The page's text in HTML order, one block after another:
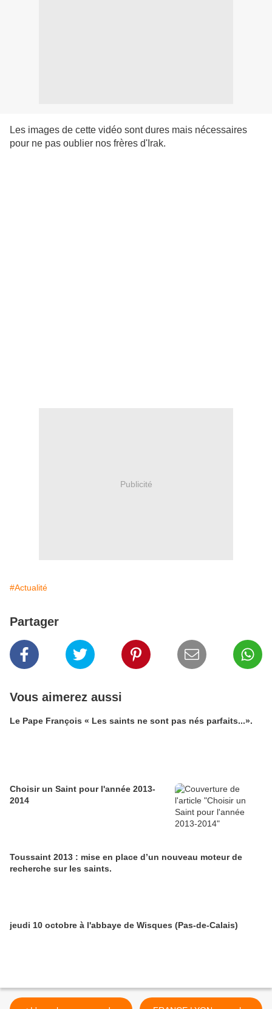
Les images de cette vidéo sont dures mais nécessaires
pour ne pas oublier nos frères d'Irak.
Publicité
#Actualité
Partager
Vous aimerez aussi
Le Pape François « Les saints ne sont pas nés parfaits...».
Choisir un Saint pour l'année 2013-
2014
Toussaint 2013 : mise en place d’un nouveau moteur de
recherche sur les saints.
jeudi 10 octobre à l'abbaye de Wisques (Pas-de-Calais)